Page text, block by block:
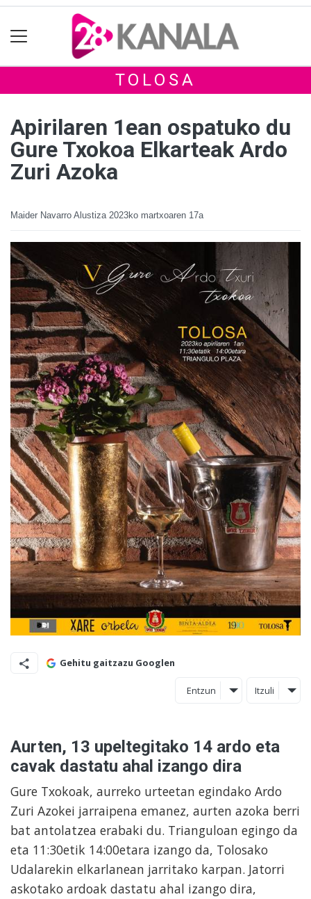
TOLOSA
Apirilaren 1ean ospatuko du
Gure Txokoa Elkarteak Ardo
Zuri Azoka
Maider Navarro Alustiza 2023ko martxoaren 17a
Gehitu gaitzazu Googlen
Entzun Itzuli
Aurten, 13 upeltegitako 14 ardo eta
cavak dastatu ahal izango dira
Gure Txokoak, aurreko urteetan egindako Ardo
Zuri Azokei jarraipena emanez, aurten azoka berri
bat antolatzea erabaki du. Trianguloan egingo da
eta 11:30etik 14:00etara izango da, Tolosako
Udalarekin elkarlanean jarritako karpan. Jatorri
askotako ardoak dastatu ahal izango dira,